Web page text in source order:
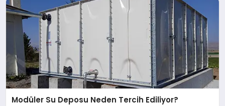
Modüler Su Deposu Neden Tercih Ediliyor?